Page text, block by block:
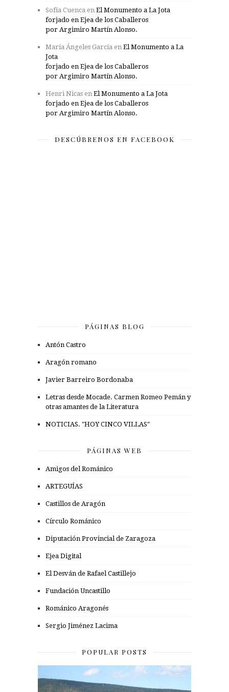
Sofía Cuenca en El Monumento a La Jota
forjado en Ejea de los Caballeros
por Argimiro Martín Alonso.
María Ángeles García en El Monumento a La
Jota
forjado en Ejea de los Caballeros
por Argimiro Martín Alonso.
Henri Nicas en El Monumento a La Jota
forjado en Ejea de los Caballeros
por Argimiro Martín Alonso.
DESCÚBRENOS EN FACEBOOK
PÁGINAS BLOG
Antón Castro
Aragón romano
Javier Barreiro Bordonaba
Letras desde Mocade. Carmen Romeo Pemán y
otras amantes de la Literatura
NOTICIAS. "HOY CINCO VILLAS"
PÁGINAS WEB
Amigos del Románico
ARTEGUÍAS
Castillos de Aragón
Círculo Románico
Diputación Provincial de Zaragoza
Ejea Digital
El Desván de Rafael Castillejo
Fundación Uncastillo
Románico Aragonés
Sergio Jiménez Lacima
POPULAR POSTS